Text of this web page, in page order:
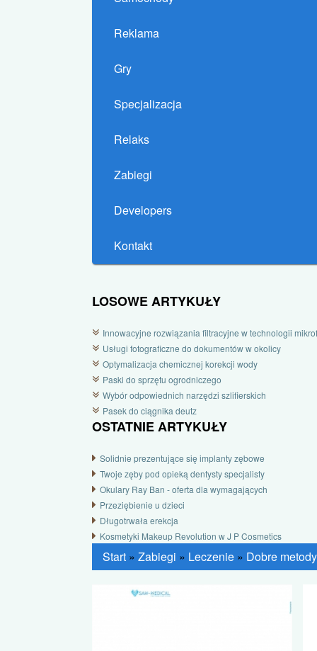
Reklama
Gry
Specjalizacja
Relaks
Zabiegi
Developers
Kontakt
LOSOWE ARTYKUŁY
Innowacyjne rozwiązania filtracyjne w technologii
Usługi fotograficzne do dokumentów w okolicy
Optymalizacja chemicznej korekcji wody
Paski do sprzętu ogrodniczego
Wybór odpowiednich narzędzi szlifierskich
Pasek do ciągnika deutz
OSTATNIE ARTYKUŁY
Solidnie prezentujące się implanty zębowe
Twoje zęby pod opieką dentysty specjalisty
Okulary Ray Ban - oferta dla wymagających
Przeziębienie u dzieci
Długotrwała erekcja
Kosmetyki Makeup Revolution w J P Cosmetics
Start » Zabiegi » Leczenie » Dobre